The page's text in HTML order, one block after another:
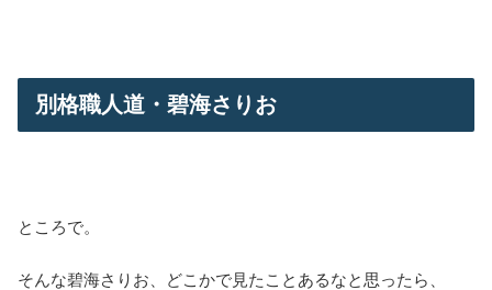
別格職人道・碧海さりお
ところで。
そんな碧海さりお、どこかで見たことあるなと思ったら、